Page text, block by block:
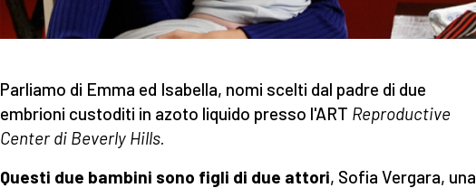
Parliamo di Emma ed Isabella, nomi scelti dal padre di due
embrioni custoditi in azoto liquido presso l'ART Reproductive
Center di Beverly Hills.
Questi due bambini sono figli di due attori, Sofia Vergara, una